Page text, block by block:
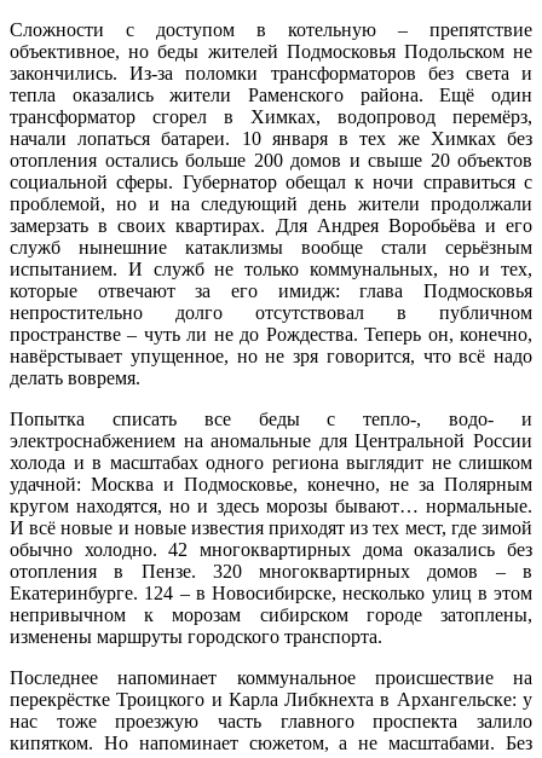
Сложности с доступом в котельную – препятствие
объективное, но беды жителей Подмосковья Подольском не
закончились. Из-за поломки трансформаторов без света и
тепла оказались жители Раменского района. Ещё один
трансформатор сгорел в Химках, водопровод перемёрз,
начали лопаться батареи. 10 января в тех же Химках без
отопления остались больше 200 домов и свыше 20 объектов
социальной сферы. Губернатор обещал к ночи справиться с
проблемой, но и на следующий день жители продолжали
замерзать в своих квартирах. Для Андрея Воробьёва и его
служб нынешние катаклизмы вообще стали серьёзным
испытанием. И служб не только коммунальных, но и тех,
которые отвечают за его имидж: глава Подмосковья
непростительно долго отсутствовал в публичном
пространстве – чуть ли не до Рождества. Теперь он, конечно,
навёрстывает упущенное, но не зря говорится, что всё надо
делать вовремя.
Попытка списать все беды с тепло-, водо- и
электроснабжением на аномальные для Центральной России
холода и в масштабах одного региона выглядит не слишком
удачной: Москва и Подмосковье, конечно, не за Полярным
кругом находятся, но и здесь морозы бывают… нормальные.
И всё новые и новые известия приходят из тех мест, где зимой
обычно холодно. 42 многоквартирных дома оказались без
отопления в Пензе. 320 многоквартирных домов – в
Екатеринбурге. 124 – в Новосибирске, несколько улиц в этом
непривычном к морозам сибирском городе затоплены,
изменены маршруты городского транспорта.
Последнее напоминает коммунальное происшествие на
перекрёстке Троицкого и Карла Либкнехта в Архангельске: у
нас тоже проезжую часть главного проспекта залило
кипятком. Но напоминает сюжетом, а не масштабами. Без